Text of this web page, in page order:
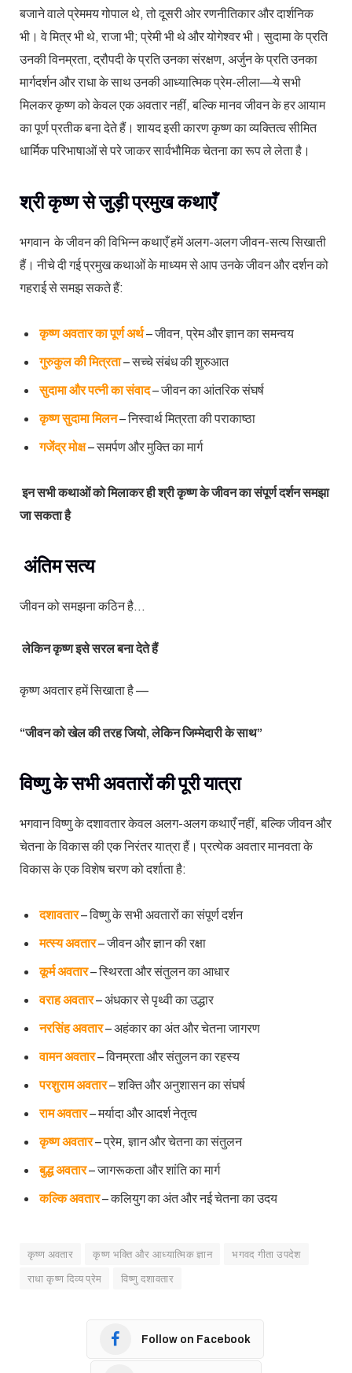
बजाने वाले प्रेममय गोपाल थे, तो दूसरी ओर रणनीतिकार और दार्शनिक
भी। वे मित्र भी थे, राजा भी; प्रेमी भी थे और योगेश्वर भी। सुदामा के प्रति
उनकी विनम्रता, द्रौपदी के प्रति उनका संरक्षण, अर्जुन के प्रति उनका
मार्गदर्शन और राधा के साथ उनकी आध्यात्मिक प्रेम-लीला—ये सभी
मिलकर कृष्ण को केवल एक अवतार नहीं, बल्कि मानव जीवन के हर आयाम
का पूर्ण प्रतीक बना देते हैं। शायद इसी कारण कृष्ण का व्यक्तित्व सीमित
धार्मिक परिभाषाओं से परे जाकर सार्वभौमिक चेतना का रूप ले लेता है।
श्री कृष्ण से जुड़ी प्रमुख कथाएँ
भगवान के जीवन की विभिन्न कथाएँ हमें अलग-अलग जीवन-सत्य सिखाती
हैं। नीचे दी गई प्रमुख कथाओं के माध्यम से आप उनके जीवन और दर्शन को
गहराई से समझ सकते हैं:
कृष्ण अवतार का पूर्ण अर्थ– जीवन, प्रेम और ज्ञान का समन्वय
गुरुकुल की मित्रता– सच्चे संबंध की शुरुआत
सुदामा और पत्नी का संवाद– जीवन का आंतरिक संघर्ष
कृष्ण सुदामा मिलन– निस्वार्थ मित्रता की पराकाष्ठा
गजेंद्र मोक्ष– समर्पण और मुक्ति का मार्ग
इन सभी कथाओं को मिलाकर ही श्री कृष्ण के जीवन का संपूर्ण दर्शन समझा
जा सकता है
अंतिम सत्य
जीवन को समझना कठिन है…
लेकिन कृष्ण इसे सरल बना देते हैं
कृष्ण अवतार हमें सिखाता है —
“जीवन को खेल की तरह जियो, लेकिन जिम्मेदारी के साथ”
विष्णु के सभी अवतारों की पूरी यात्रा
भगवान विष्णु के दशावतार केवल अलग-अलग कथाएँ नहीं, बल्कि जीवन और
चेतना के विकास की एक निरंतर यात्रा हैं। प्रत्येक अवतार मानवता के
विकास के एक विशेष चरण को दर्शाता है:
दशावतार– विष्णु के सभी अवतारों का संपूर्ण दर्शन
मत्स्य अवतार– जीवन और ज्ञान की रक्षा
कूर्म अवतार– स्थिरता और संतुलन का आधार
वराह अवतार– अंधकार से पृथ्वी का उद्धार
नरसिंह अवतार– अहंकार का अंत और चेतना जागरण
वामन अवतार– विनम्रता और संतुलन का रहस्य
परशुराम अवतार– शक्ति और अनुशासन का संघर्ष
राम अवतार– मर्यादा और आदर्श नेतृत्व
कृष्ण अवतार– प्रेम, ज्ञान और चेतना का संतुलन
बुद्ध अवतार– जागरूकता और शांति का मार्ग
कल्कि अवतार– कलियुग का अंत और नई चेतना का उदय
कृष्ण अवतार कृष्ण भक्ति और आध्यात्मिक ज्ञान
भगवद गीता उपदेश
राधा कृष्ण दिव्य प्रेम
विष्णु दशावतार
Follow on Facebook